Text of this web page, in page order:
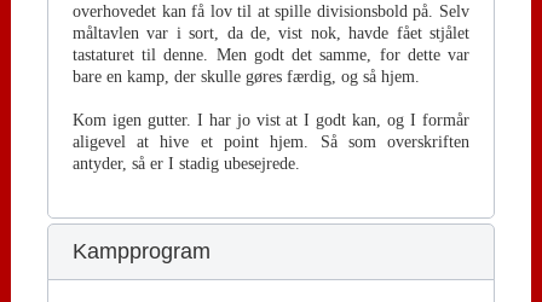
overhovedet kan få lov til at spille divisionsbold på. Selv
måltavlen var i sort, da de, vist nok, havde fået stjålet
tastaturet til denne. Men godt det samme, for dette var
bare en kamp, der skulle gøres færdig, og så hjem.
Kom igen gutter. I har jo vist at I godt kan, og I formår
aligevel at hive et point hjem. Så som overskriften
antyder, så er I stadig ubesejrede.
Kampprogram